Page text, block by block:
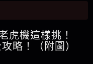
虎機這樣挑！
攻略！（附圖）